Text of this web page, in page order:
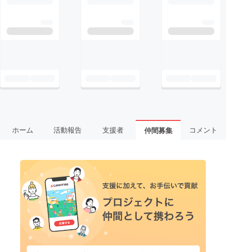
ホーム 活動報告 支援者 仲間募集 コメント